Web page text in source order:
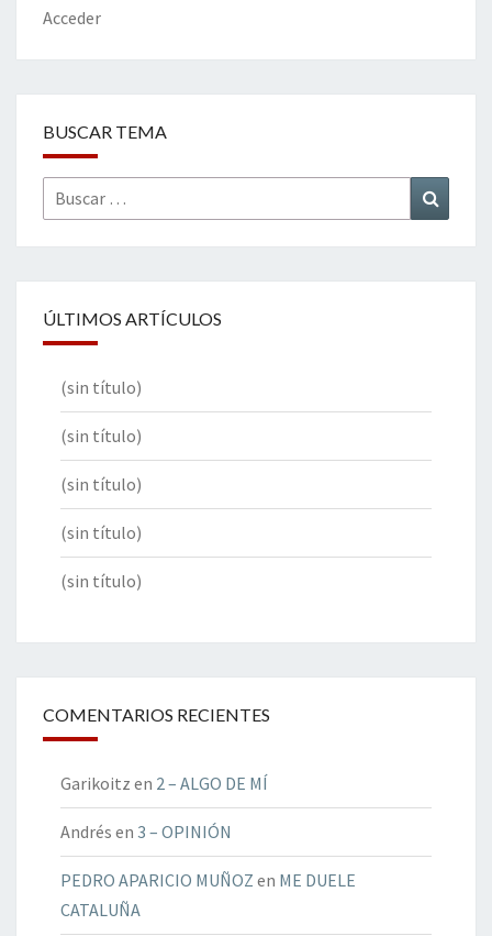
k
Acceder
BUSCAR TEMA
Buscar
por:
ÚLTIMOS ARTÍCULOS
(sin título)
(sin título)
(sin título)
(sin título)
(sin título)
COMENTARIOS RECIENTES
Garikoitz en 2 – ALGO DE MÍ
Andrés en 3 – OPINIÓN
PEDRO APARICIO MUÑOZ en ME DUELE
CATALUÑA